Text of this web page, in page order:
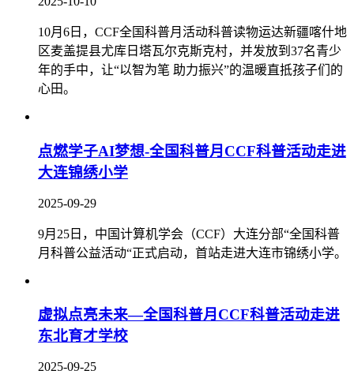
10月6日，CCF全国科普月活动科普读物运达新疆喀什地
区麦盖提县尤库日塔瓦尔克斯克村，并发放到37名青少
年的手中，让“以智为笔 助力振兴”的温暖直抵孩子们的
心田。
点燃学子AI梦想-全国科普月CCF科普活动走进
大连锦绣小学
2025-09-29
9月25日，中国计算机学会（CCF）大连分部“全国科普
月科普公益活动“正式启动，首站走进大连市锦绣小学。
虚拟点亮未来—全国科普月CCF科普活动走进
东北育才学校
2025-09-25